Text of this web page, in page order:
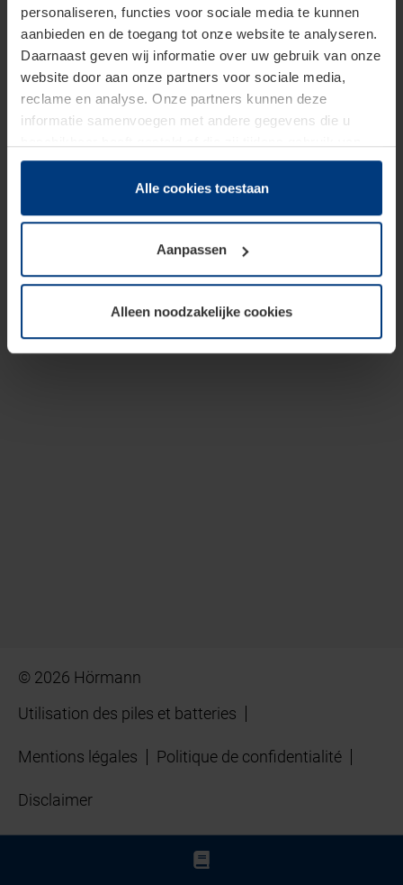
personaliseren, functies voor sociale media te kunnen
aanbieden en de toegang tot onze website te analyseren.
Daarnaast geven wij informatie over uw gebruik van onze
website door aan onze partners voor sociale media,
reclame en analyse. Onze partners kunnen deze
informatie samenvoegen met andere gegevens die u
hun diensten hebben verzameld.
Juridisch hebben wij het recht om cookies op uw
van deze pagina's absoluut vereist is. Voor alle andere
soorten cookies is uw toestemming benodigd. Uw
toestemming kunt u op elk moment bij de uitleg van de
wijzigen of herroepen.
Alle cookies toestaan
Aanpassen
Alleen noodzakelijke cookies
© 2026 Hörmann
Utilisation des piles et batteries
Mentions légales Politique de confidentialité
Disclaimer